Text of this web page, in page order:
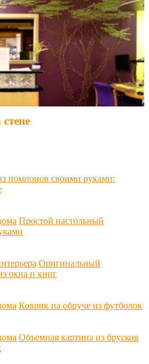
помпонов своими руками:
Простой настольный
Оригинальный
окна и книг
Коврик на обруче из футболок
Объемная картина из брусков